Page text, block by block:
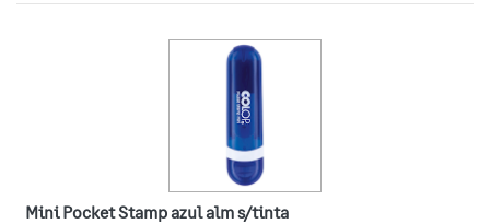
Mini Pocket Stamp azul alm s/tinta